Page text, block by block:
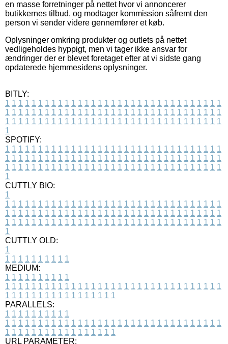
en masse forretninger på nettet hvor vi annoncerer
butikkernes tilbud, og modtager kommission såfremt den
person vi sender videre gennemfører et køb.
Oplysninger omkring produkter og outlets på nettet
vedligeholdes hyppigt, men vi tager ikke ansvar for
ændringer der er blevet foretaget efter at vi sidste gang
opdaterede hjemmesidens oplysninger.
BITLY:
1 1 1 1 1 1 1 1 1 1 1 1 1 1 1 1 1 1 1 1 1 1 1 1 1 1 1 1 1 1 1 1 1
1 1 1 1 1 1 1 1 1 1 1 1 1 1 1 1 1 1 1 1 1 1 1 1 1 1 1 1 1 1 1 1 1
1 1 1 1 1 1 1 1 1 1 1 1 1 1 1 1 1 1 1 1 1 1 1 1 1 1 1 1 1 1 1 1 1
1
SPOTIFY:
1 1 1 1 1 1 1 1 1 1 1 1 1 1 1 1 1 1 1 1 1 1 1 1 1 1 1 1 1 1 1 1 1
1 1 1 1 1 1 1 1 1 1 1 1 1 1 1 1 1 1 1 1 1 1 1 1 1 1 1 1 1 1 1 1 1
1 1 1 1 1 1 1 1 1 1 1 1 1 1 1 1 1 1 1 1 1 1 1 1 1 1 1 1 1 1 1 1 1
1
CUTTLY BIO:
1
1 1 1 1 1 1 1 1 1 1 1 1 1 1 1 1 1 1 1 1 1 1 1 1 1 1 1 1 1 1 1 1 1
1 1 1 1 1 1 1 1 1 1 1 1 1 1 1 1 1 1 1 1 1 1 1 1 1 1 1 1 1 1 1 1 1
1 1 1 1 1 1 1 1 1 1 1 1 1 1 1 1 1 1 1 1 1 1 1 1 1 1 1 1 1 1 1 1 1
1
CUTTLY OLD:
1
1 1 1 1 1 1 1 1 1 1
MEDIUM:
1 1 1 1 1 1 1 1 1 1
1 1 1 1 1 1 1 1 1 1 1 1 1 1 1 1 1 1 1 1 1 1 1 1 1 1 1 1 1 1 1 1 1
1 1 1 1 1 1 1 1 1 1 1 1 1 1 1 1 1
PARALLELS:
1 1 1 1 1 1 1 1 1 1
1 1 1 1 1 1 1 1 1 1 1 1 1 1 1 1 1 1 1 1 1 1 1 1 1 1 1 1 1 1 1 1 1
1 1 1 1 1 1 1 1 1 1 1 1 1 1 1 1 1
URL PARAMETER: